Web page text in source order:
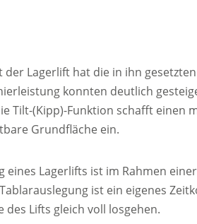
der Lagerlift hat die in ihn
konnten deutlich
Tilt-(Kipp)-Funktion schafft einen
Grundfläche ein.
eines Lagerlifts ist im Rahmen
ist ein eigenes
des Lifts gleich voll losgehen.